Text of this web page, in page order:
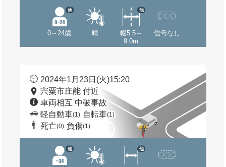
0～24歳
他
晴
幅5.5～
9.0m
他
信号なし
2024年1月23日(火)15:20
宍粟市庄能 付近
車両相互 中破事故
軽自動車(1) 自転車(1)
死亡(0) 負傷(1)
他 他